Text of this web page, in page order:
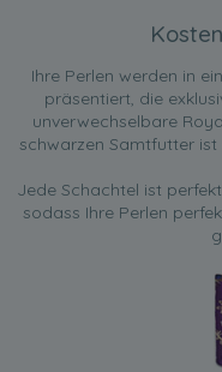
Ihre Perlen werden in
präsentiert, die
unverwechselbare
schwarzen Samtfutter
Jede Schachtel ist
sodass Ihre Perlen